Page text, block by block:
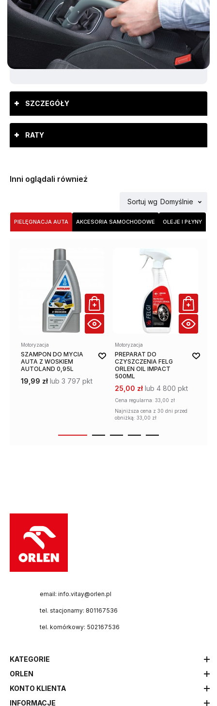
SZCZEGÓŁY
RATY
Inni oglądali również
PIELĘGNACJA AUTA AKCESORIA SAMOCHODOWE OLEJE I PŁYNY
Sortuj wg Domyślnie
Motoryzacja
SZAMPON DO MYCIA
AUTA Z WOSKIEM
AUTOLAND 0,95L
19,99 zł lub 3 797 pkt
Motoryzacja
PREPARAT DO
CZYSZCZENIA FELG
ORLEN OIL IMPACT
500ML
25,00 zł lub 4 800 pkt
Cena regularna: 33,00 zł
Najniższa cena z 30 dni przed
obniżką: 33,00 zł
email: info.vitay@orlen.pl
tel. stacjonarny: 801167536
tel. komórkowy: 502167536
KATEGORIE
ORLEN
KONTO KLIENTA
INFORMACJE